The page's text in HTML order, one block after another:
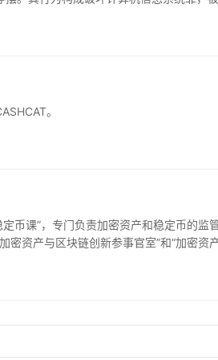
。
币课”，专门负责加密资产和稳定币的监
资产与区块链创新参事官室”和“加密资